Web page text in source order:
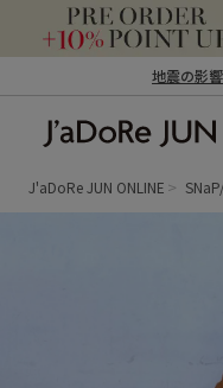
地震の影
ン オンライン）
J'aDoRe JUN ONLINE